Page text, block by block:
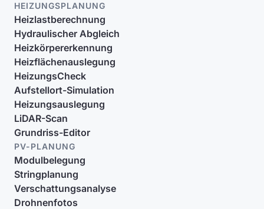
HEIZUNGSPLANUNG
Heizlastberechnung
Hydraulischer Abgleich
Heizkörpererkennung
Heizflächenauslegung
HeizungsCheck
Aufstellort-Simulation
Heizungsauslegung
LiDAR-Scan
Grundriss-Editor
PV-PLANUNG
Modulbelegung
Stringplanung
Verschattungsanalyse
Drohnenfotos